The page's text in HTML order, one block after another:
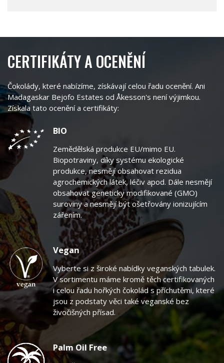
CERTIFIKÁTY A OCENĚNÍ
Čokolády, které nabízíme, získávají celou řadu ocenění. Ani
Madagaskar Bejofo Estates od Åkesson's není výjimkou.
Získala tato ocenění a certifikáty:
BIO
Zemědělská produkce EU/mimo EU.
Biopotraviny, díky systému ekologické
produkce, nesmějí obsahovat rezidua
agrochemických látek, léčiv apod. Dále nesmějí
obsahovat geneticky modifikované (GMO)
suroviny a nesmějí být ošetřovány ionizujícím
zářením.
Vegan
Vyberte si z široké nabídky veganských tabulek.
V sortimentu máme kromě těch certifikovaných
i celou řadu hořkých čokolád s příchutěmi, které
jsou z podstaty věci také veganské bez
živočišných přísad.
Palm Oil Free